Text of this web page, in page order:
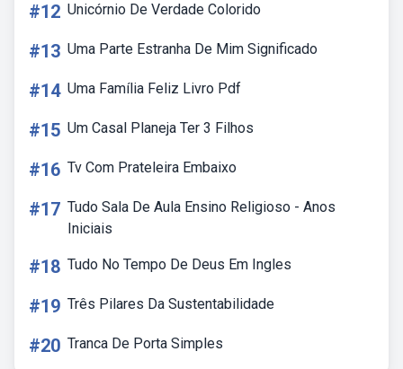
#12 Unicórnio De Verdade Colorido
#13 Uma Parte Estranha De Mim Significado
#14 Uma Família Feliz Livro Pdf
#15 Um Casal Planeja Ter 3 Filhos
#16 Tv Com Prateleira Embaixo
#17 Tudo Sala De Aula Ensino Religioso - Anos
Iniciais
#18 Tudo No Tempo De Deus Em Ingles
#19 Três Pilares Da Sustentabilidade
#20 Tranca De Porta Simples